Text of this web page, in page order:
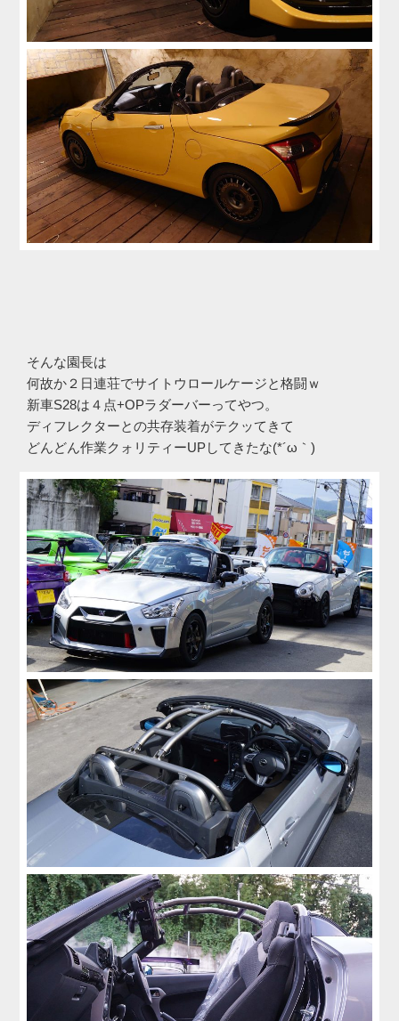
そんな園長は
何故か２日連荘でサイトウロールケージと格闘ｗ
新車S28は４点+OPラダーバーってやつ。
ディフレクターとの共存装着がテクッてきて
どんどん作業クォリティーUPしてきたな(*´ω｀)